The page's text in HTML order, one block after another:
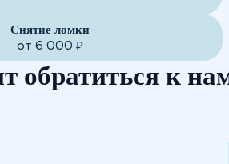
Снятие ломки
от 6 000 ₽
обратиться к